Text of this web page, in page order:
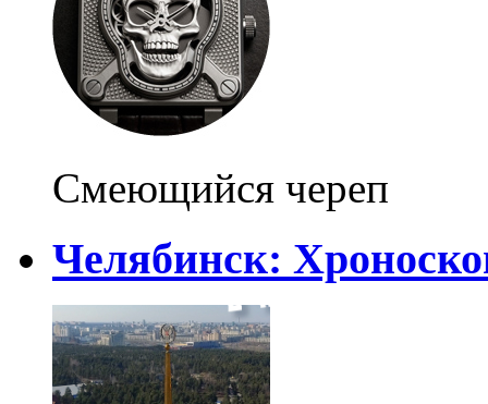
Смеющийся череп
Челябинск: